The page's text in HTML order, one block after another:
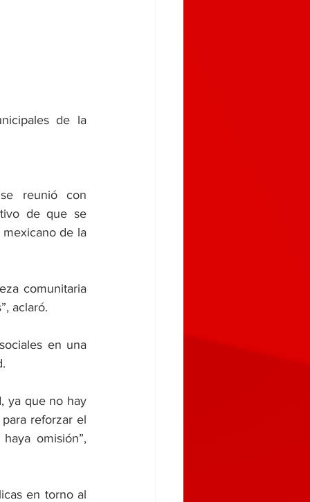
de la
se reunió con
de que se
de la
comunitaria
aclaró.
en una
ya que no hay
reforzar el
omisión”,
en torno al